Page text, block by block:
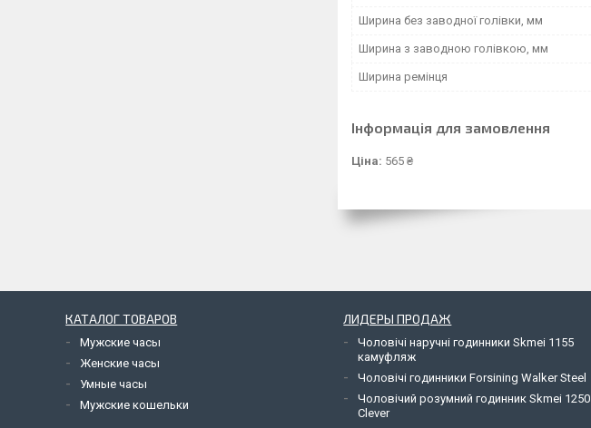
Ширина без заводної голівки, мм
Ширина з заводною голівкою, мм
Ширина ремінця
Інформація для замовлення
Ціна: 565 ₴
КАТАЛОГ ТОВАРОВ
Мужские часы
Женские часы
Умные часы
Мужские кошельки
ЛИДЕРЫ ПРОДАЖ
Чоловічі наручні годинники Skmei 1155
камуфляж
Чоловічі годинники Forsining Walker Steel
Чоловічий розумний годинник Skmei 1250
Clever